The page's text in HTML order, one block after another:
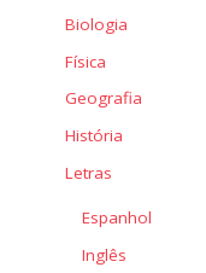
Biologia
Física
Geografia
História
Letras
Espanhol
Inglês